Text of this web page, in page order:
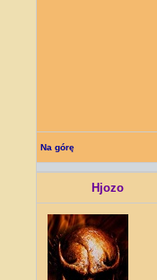
Na górę
Hjozo